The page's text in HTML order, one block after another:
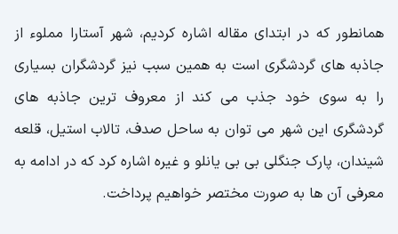
همانطور که در ابتدای مقاله اشاره کردیم، شهر آستارا مملوء از
جاذبه های گردشگری است به همین سبب نیز گردشگران بسیاری
را به سوی خود جذب می کند از معروف ترین جاذبه های
گردشگری این شهر می توان به ساحل صدف، تالاب استیل، قلعه
شیندان، پارک جنگلی بی بی یانلو و غیره اشاره کرد که در ادامه به
معرفی آن ها به صورت مختصر خواهیم پرداخت.